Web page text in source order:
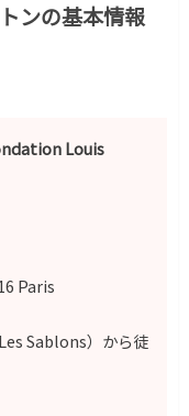
ンの基本情報
Louis
Paris
Sablons）から徒